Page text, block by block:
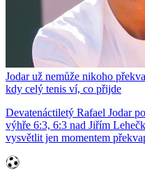
Jodar už nemůže nikoho
kdy celý tenis ví, co přijde
Devatenáctiletý Rafael Jodar
výhře 6:3, 6:3 nad Jiřím
vysvětlit jen momentem